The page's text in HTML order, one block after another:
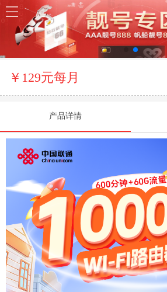
￥129元每月
产品详情